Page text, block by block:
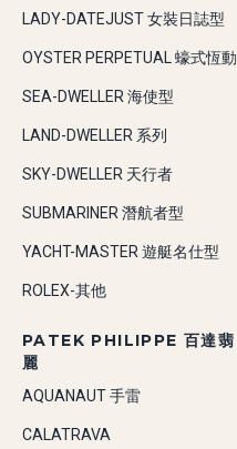
LADY-DATEJUST 女裝日誌型
OYSTER PERPETUAL 蠔式恆動
SEA-DWELLER 海使型
LAND-DWELLER 系列
SKY-DWELLER 天行者
SUBMARINER 潛航者型
YACHT-MASTER 遊艇名仕型
ROLEX-其他
PATEK PHILIPPE 百達翡
麗
AQUANAUT 手雷
CALATRAVA